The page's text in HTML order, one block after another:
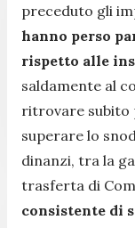
preceduto gli
hanno perso
rispetto alle
saldamente al
ritrovare subito
superare lo
dinanzi, tra la
trasferta di
consistente di